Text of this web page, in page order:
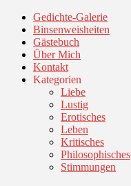
Gedichte-Galerie
Binsenweisheiten
Gästebuch
Über Mich
Kontakt
Kategorien
Liebe
Lustig
Erotisches
Leben
Kritisches
Philosophisches
Stimmungen